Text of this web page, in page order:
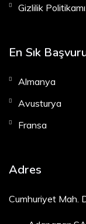
Gizlilik
En Sık
Almanya
Avusturya
Fransa
Adres
Cumhuriyet Mah.